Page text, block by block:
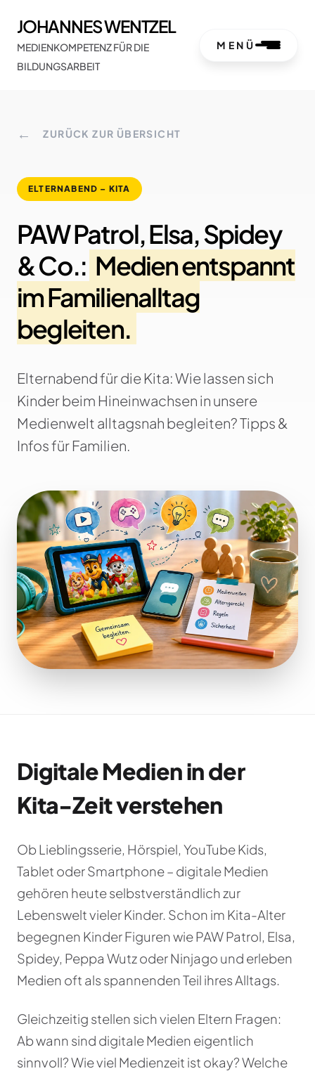
JOHANNES WENTZEL
MEDIENKOMPETENZ FÜR DIE
BILDUNGSARBEIT
MENÜ
← ZURÜCK ZUR ÜBERSICHT
ELTERNABEND – KITA
PAW Patrol, Elsa, Spidey
& Co.: Medien entspannt
im Familienalltag
begleiten.
Elternabend für die Kita: Wie lassen sich
Kinder beim Hineinwachsen in unsere
Medienwelt alltagsnah begleiten? Tipps &
Infos für Familien.
Digitale Medien in der
Kita-Zeit verstehen
Ob Lieblingsserie, Hörspiel, YouTube Kids,
Tablet oder Smartphone – digitale Medien
gehören heute selbstverständlich zur
Lebenswelt vieler Kinder. Schon im Kita-Alter
begegnen Kinder Figuren wie PAW Patrol, Elsa,
Spidey, Peppa Wutz oder Ninjago und erleben
Medien oft als spannenden Teil ihres Alltags.
Gleichzeitig stellen sich vielen Eltern Fragen:
Ab wann sind digitale Medien eigentlich
sinnvoll? Wie viel Medienzeit ist okay? Welche